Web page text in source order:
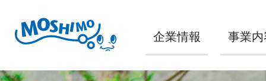
企業情報 事業内